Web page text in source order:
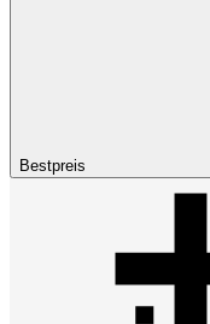
Bestpreis